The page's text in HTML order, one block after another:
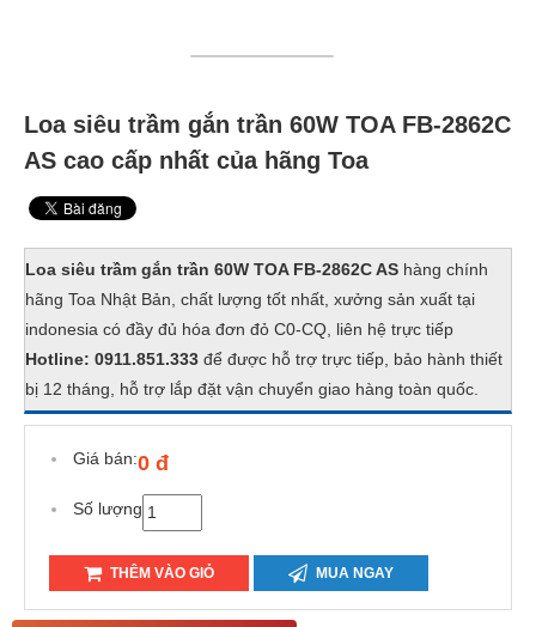
Loa siêu trầm gắn trần 60W TOA FB-2862C
AS cao cấp nhất của hãng Toa
Loa siêu trầm gắn trần 60W TOA FB-2862C AS hàng chính
hãng Toa Nhật Bản, chất lượng tốt nhất, xưởng sản xuất tại
indonesia có đầy đủ hóa đơn đỏ C0-CQ, liên hệ trực tiếp
Hotline: 0911.851.333 để được hỗ trợ trực tiếp, bảo hành thiết
bị 12 tháng, hỗ trợ lắp đặt vận chuyển giao hàng toàn quốc.
Giá bán:0 đ
Số lượng
THÊM VÀO GIỎ MUA NGAY